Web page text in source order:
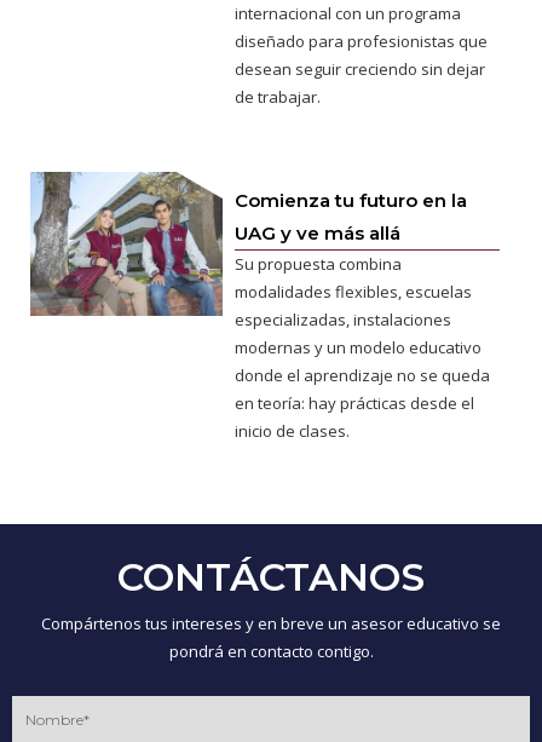
internacional con un programa
diseñado para profesionistas que
desean seguir creciendo sin dejar
de trabajar.
Comienza tu futuro en la
UAG y ve más allá
Su propuesta combina
modalidades flexibles, escuelas
especializadas, instalaciones
modernas y un modelo educativo
donde el aprendizaje no se queda
en teoría: hay prácticas desde el
inicio de clases.
CONTÁCTANOS
Compártenos tus intereses y en breve un asesor educativo se
pondrá en contacto contigo.